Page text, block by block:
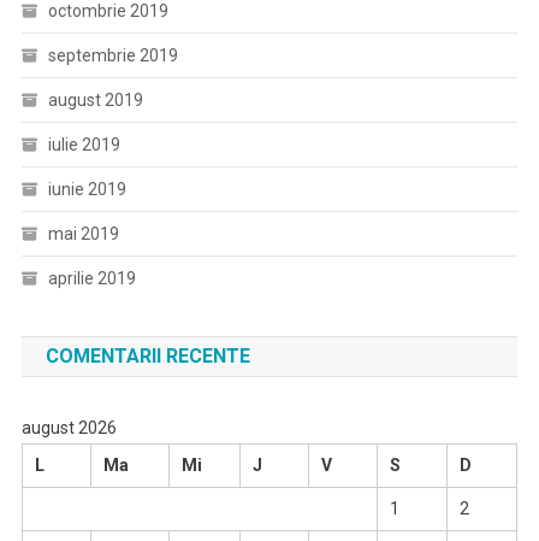
octombrie 2019
septembrie 2019
august 2019
iulie 2019
iunie 2019
mai 2019
aprilie 2019
COMENTARII RECENTE
august 2026
L
Ma Mi J V S D
1 2